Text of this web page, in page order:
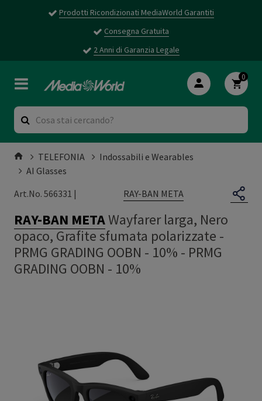
Prodotti Ricondizionati MediaWorld Garantiti
Consegna Gratuita
2 Anni di Garanzia Legale
0
TELEFONIA
Indossabili e Wearables
AI Glasses
Art.No. 566331 |
RAY-BAN META
RAY-BAN METAWayfarer larga, Nero
opaco, Grafite sfumata polarizzate -
PRMG GRADING OOBN - 10% - PRMG
GRADING OOBN - 10%